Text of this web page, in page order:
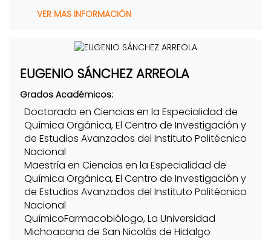
VER MAS INFORMACIÓN
EUGENIO SÁNCHEZ ARREOLA
Grados Académicos:
Doctorado en Ciencias en la Especialidad de
Química Orgánica, El Centro de Investigación y
de Estudios Avanzados del Instituto Politécnico
Nacional
Maestría en Ciencias en la Especialidad de
Química Orgánica, El Centro de Investigación y
de Estudios Avanzados del Instituto Politécnico
Nacional
QuímicoFarmacobiólogo, La Universidad
Michoacana de San Nicolás de Hidalgo